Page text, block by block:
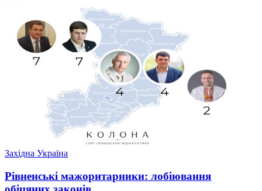
Західна Україна
Рівненські мажоритарники: лобіювання